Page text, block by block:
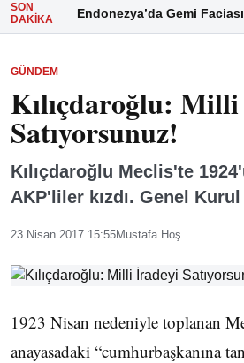
SON
DAKIKA
Endonezya’da Gemi Faciası
GÜNDEM
Kılıçdaroğlu:
Satıyorsunuz!
Kılıçdaroğlu Meclis'te
AKP'liler kızdı. Genel Kurul
23 Nisan 2017 15:55Mustafa Hoş
1923 Nisan nedeniyle toplanan
anayasadaki “cumhurbaşkanına